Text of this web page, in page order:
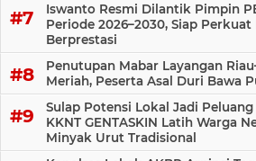
Iswanto Resmi Dilantik Pimpin
Periode 2026–2030, Siap
Berprestasi
Penutupan Mabar Layangan
Meriah, Peserta Asal Duri Bawa
Sulap Potensi Lokal Jadi Peluang
KKNT GENTASKIN Latih Warga
Minyak Urut Tradisional